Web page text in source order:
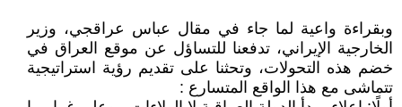
وبقراءة واعية لما جاء في مقال عباس عراقجي، وزير
الخارجية الإيراني، تدفعنا للتساؤل عن موقع العراق في
خضم هذه التحولات، وتحثنا على تقديم رؤية استراتيجية
تتماشى مع هذا الواقع المتسارع :